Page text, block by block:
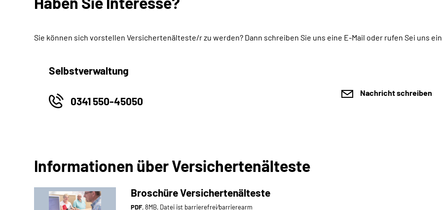
Sie können sich vorstellen Versichertenälteste/r zu werden? Dann schreiben Sie uns eine E-Mail oder rufen Sei uns
Selbstverwaltung
0341 550-45050
Nachricht schreiben
Informationen über Versichertenälteste
Broschüre Versichertenälteste
PDF, 8MB, Datei ist barrierefrei⁄barrierearm